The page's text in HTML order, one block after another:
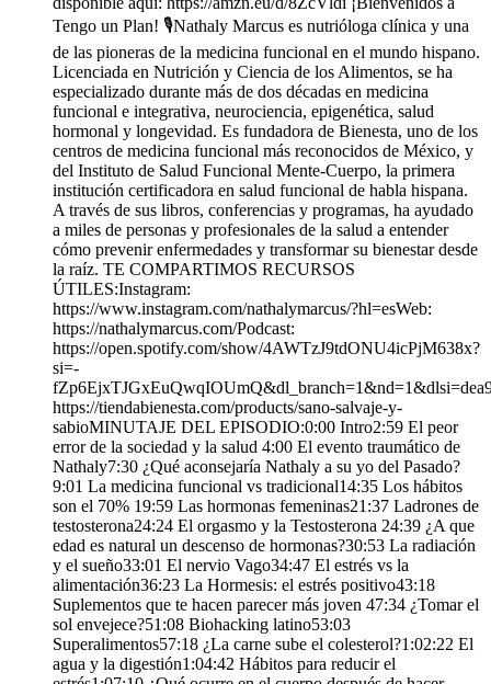
Tengo un Plan! 🎙️Nathaly Marcus es nutrióloga clínica y una
de las pioneras de la medicina funcional en el mundo hispano.
Licenciada en Nutrición y Ciencia de los Alimentos, se ha
especializado durante más de dos décadas en medicina
funcional e integrativa, neurociencia, epigenética, salud
hormonal y longevidad. Es fundadora de Bienesta, uno de los
centros de medicina funcional más reconocidos de México, y
del Instituto de Salud Funcional Mente-Cuerpo, la primera
institución certificadora en salud funcional de habla hispana.
A través de sus libros, conferencias y programas, ha ayudado
a miles de personas y profesionales de la salud a entender
cómo prevenir enfermedades y transformar su bienestar desde
la raíz. TE COMPARTIMOS RECURSOS
ÚTILES:Instagram:
https://www.instagram.com/nathalymarcus/?hl=esWeb:
https://nathalymarcus.com/Podcast:
https://open.spotify.com/show/4AWTzJ9tdONU4icPjM638x?
si=-
https://tiendabienesta.com/products/sano-salvaje-y-
sabioMINUTAJE DEL EPISODIO:0:00 Intro2:59 El peor
error de la sociedad y la salud 4:00 El evento traumático de
Nathaly7:30 ¿Qué aconsejaría Nathaly a su yo del Pasado?
9:01 La medicina funcional vs tradicional14:35 Los hábitos
son el 70% 19:59 Las hormonas femeninas21:37 Ladrones de
testosterona24:24 El orgasmo y la Testosterona 24:39 ¿A que
edad es natural un descenso de hormonas?30:53 La radiación
y el sueño33:01 El nervio Vago34:47 El estrés vs la
alimentación36:23 La Hormesis: el estrés positivo43:18
Suplementos que te hacen parecer más joven 47:34 ¿Tomar el
sol envejece?51:08 Biohacking latino53:03
Superalimentos57:18 ¿La carne sube el colesterol?1:02:22 El
agua y la digestión1:04:42 Hábitos para reducir el